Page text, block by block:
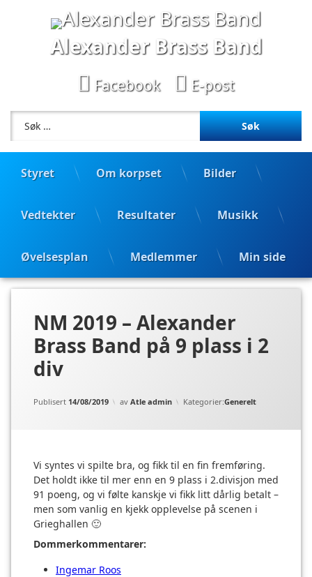
Alexander Brass Band
Facebook E-post
Søk etter:
Styret Om korpset Bilder
Vedtekter Resultater Musikk
Øvelsesplan Medlemmer Min side
NM 2019 – Alexander
Brass Band på 9 plass i 2
div
Publisert 14/08/2019 av Atle admin Kategorier:Generelt
Vi syntes vi spilte bra, og fikk til en fin fremføring.
Det holdt ikke til mer enn en 9 plass i 2.divisjon med
91 poeng, og vi følte kanskje vi fikk litt dårlig betalt –
men som vanlig en kjekk opplevelse på scenen i
Grieghallen 🙂
Dommerkommentarer:
Ingemar Roos